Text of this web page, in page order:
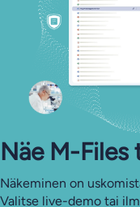
Näe M-Files
Näkeminen on
Valitse live-demo tai